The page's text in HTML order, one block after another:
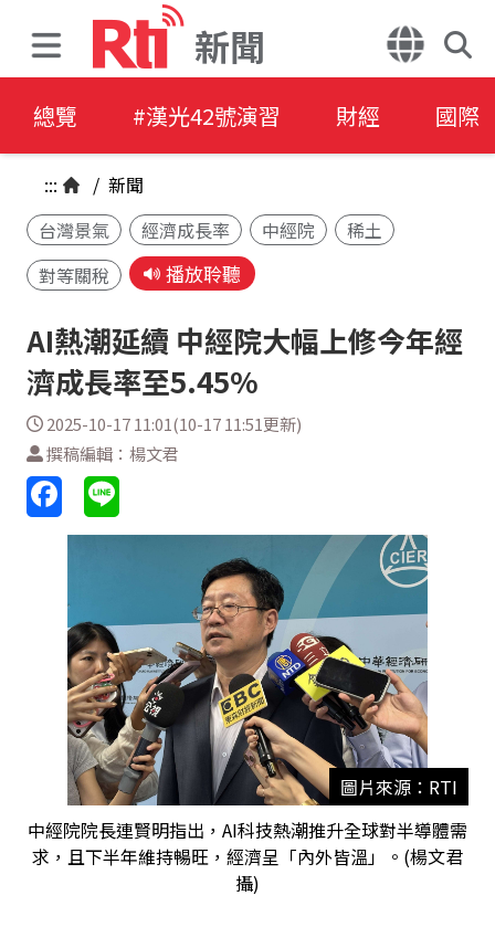
新聞
總覽 #漢光42號演習 財經 國際
::: / 新聞
台灣景氣
經濟成長率 中經院
稀土
對等關稅
播放聆聽
AI熱潮延續 中經院大幅上修今年經
濟成長率至5.45%
2025-10-17 11:01(10-17 11:51更新)
撰稿編輯：楊文君
圖片來源：RTI
中經院院長連賢明指出，AI科技熱潮推升全球對半導體需
求，且下半年維持暢旺，經濟呈「內外皆溫」。(楊文君
攝)